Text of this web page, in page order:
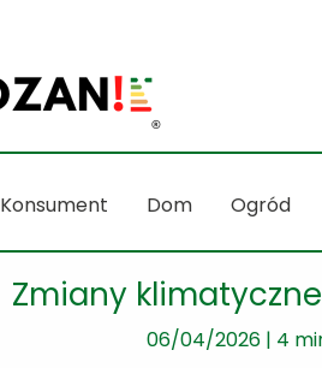
Konsument Dom Ogród
Zmiany
06/04/2026 | 4